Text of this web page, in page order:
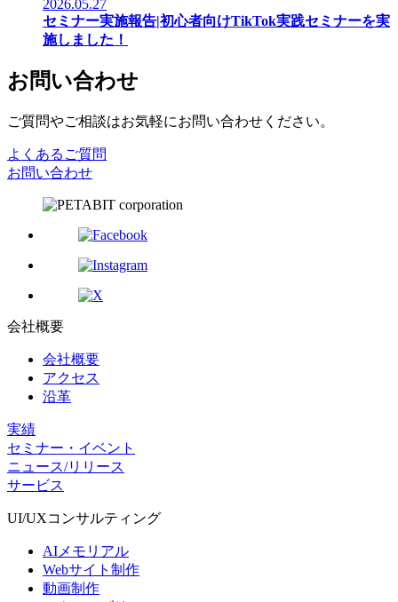
2026.05.27
セミナー実施報告|初心者向けTikTok実践セミナーを実
施しました！
お問い合わせ
ご質問やご相談はお気軽にお問い合わせください。
よくあるご質問
お問い合わせ
会社概要
会社概要
アクセス
沿革
実績
セミナー・イベント
ニュース/リリース
サービス
UI/UXコンサルティング
AIメモリアル
Webサイト制作
動画制作